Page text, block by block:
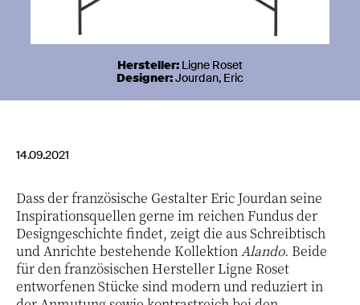
Hersteller: Ligne Roset
Designer:Jourdan, Eric
14.09.2021
Dass der französische Gestalter Eric Jourdan seine
Inspirationsquellen gerne im reichen Fundus der
Designgeschichte findet, zeigt die aus Schreibtisch
und Anrichte bestehende KollektionAlando. Beide
für den französischen Hersteller Ligne Roset
entworfenen Stücke sind modern und reduziert in